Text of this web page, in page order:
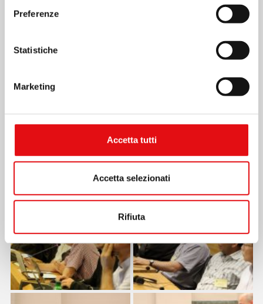
Preferenze
Statistiche
Marketing
Accetta tutti
Accetta selezionati
Rifiuta